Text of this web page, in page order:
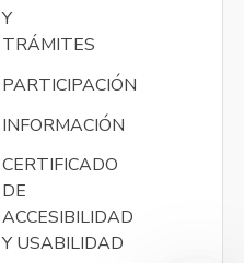
Y
TRÁMITES
PARTICIPACIÓN
INFORMACIÓN
CERTIFICADO
DE
ACCESIBILIDAD
Y USABILIDAD